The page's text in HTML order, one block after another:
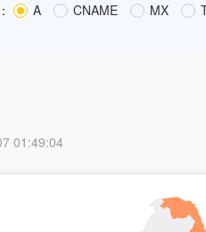
A CNAME MX
01:49:04